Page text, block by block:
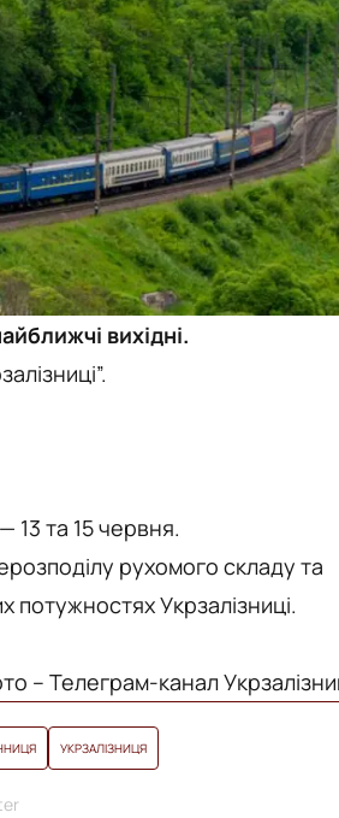
вихідні.
13 та 15 червня.
рухомого складу та
Укрзалізниці.
– Телеграм-канал
УКРЗАЛІЗНИЦЯ